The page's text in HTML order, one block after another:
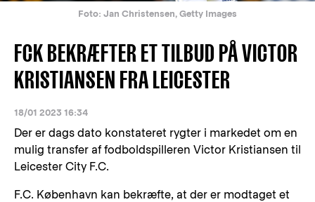
Foto: Jan Christensen, Getty Images
FCK BEKRÆFTER ET TILBUD PÅ VICTOR
KRISTIANSEN FRA LEICESTER
18/01 2023 16:34
Der er dags dato konstateret rygter i markedet om en
mulig transfer af fodboldspilleren Victor Kristiansen til
Leicester City F.C.
F.C. København kan bekræfte, at der er modtaget et